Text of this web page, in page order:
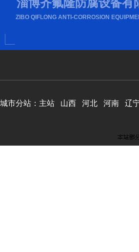
淄博齐氟隆防腐设备有
ZIBO QIFLONG ANTI-CORROSION
城市分站： 主站 山西 河北 河南 辽